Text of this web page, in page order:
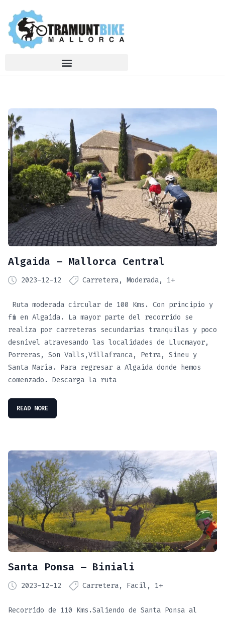
Algaida – Mallorca Central
2023-12-12 Carretera Moderada 1+
Ruta moderada circular de 100 Kms. Con principio y
fin en Algaida. La mayor parte del recorrido se
realiza por carreteras secundarias tranquilas y poco
desnivel atravesando las localidades de Llucmayor,
Porreras, Son Valls,Villafranca, Petra, Sineu y
Santa María. Para regresar a Algaida donde hemos
comenzado. Descarga la ruta
READ MORE
Santa Ponsa – Biniali
2023-12-12 Carretera Facil 1+
Recorrido de 110 Kms.Saliendo de Santa Ponsa al